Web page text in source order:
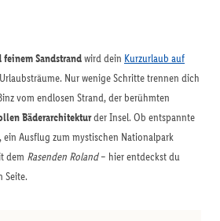
Sandstrandwird dein Kurzurlaub auf
Nur wenige Schritte trennen dich
vom endlosen Strand, der berühmten
Bäderarchitekturder Insel. Ob entspannte
ein Ausflug zum mystischen Nationalpark
dem Rasenden Roland– hier entdeckst du
Seite.